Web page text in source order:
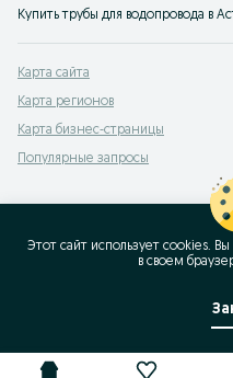
Карта сайта
Карта регионов
Карта бизнес-страницы
Популярные запросы
Этот сайт использует cookies.
в своeм